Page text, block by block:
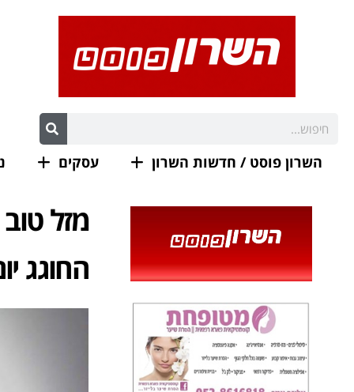
השרון פוסט / חדשות השרון עסקים
מזל
החוגג